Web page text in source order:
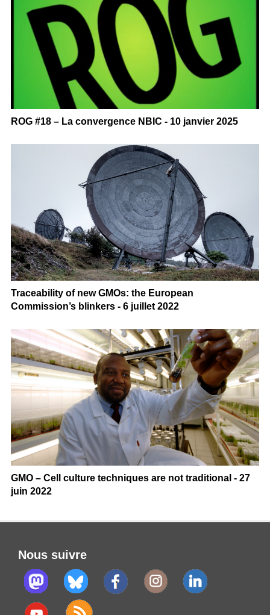
ROG #18 – La convergence NBIC - 10 janvier 2025
Traceability of new GMOs: the European
Commission’s blinkers - 6 juillet 2022
GMO – Cell culture techniques are not traditional - 27
juin 2022
Nous suivre